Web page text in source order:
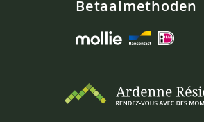
Betaalmethoden